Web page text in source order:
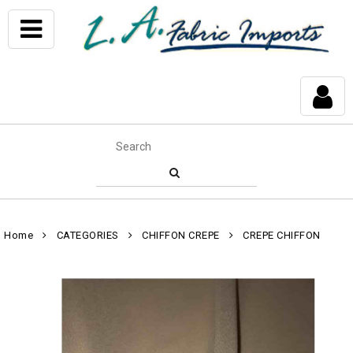
Home CATEGORIES CHIFFON CREPE CREPE CHIFFON